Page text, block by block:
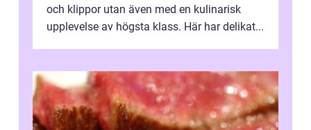
och klippor utan även med en kulinarisk
upplevelse av högsta klass. Här har delikat...